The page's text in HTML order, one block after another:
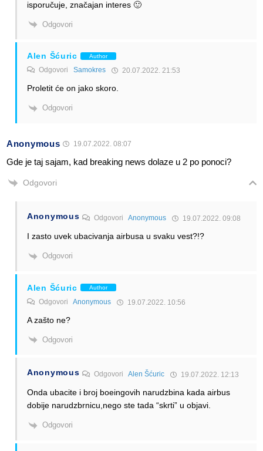
isporučuje, značajan interes 🙂
Odgovori
Alen Šćuric Author
Odgovori Samokres 20.07.2022. 21:53
Proletit će on jako skoro.
Odgovori
Anonymous 19.07.2022. 08:07
Gde je taj sajam, kad breaking news dolaze u 2 po ponoci?
Odgovori
Anonymous OdgovoriAnonymous 19.07.2022. 09:08
I zasto uvek ubacivanja airbusa u svaku vest?!?
Odgovori
Alen Šćuric Author
Odgovori Anonymous 19.07.2022. 10:56
A zašto ne?
Odgovori
Anonymous OdgovoriAlen Šćuric 19.07.2022. 12:13
Onda ubacite i broj boeingovih narudzbina kada airbus
dobije narudzbrnicu,nego ste tada “skrti” u objavi.
Odgovori